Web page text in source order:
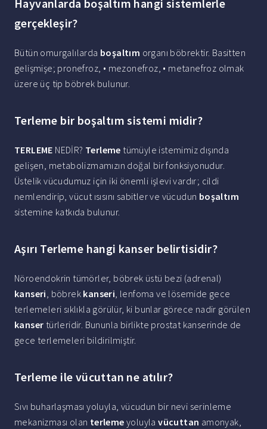
Hayvanlarda boşaltım hangi sistemlerle
gerçekleşir?
Bütün omurgalılarda boşaltım organı böbrektir. Basitten
gelişmişe; pronefroz, • mezonefroz, • metanefroz olmak
üzere üç tip böbrek bulunur.
Terleme bir boşaltım sistemi midir?
TERLEME NEDİR? Terleme tümüyle istemimiz dışında
gelişen, metabolizmamızın doğal bir fonksiyonudur.
Üstelik vücudumuz için iki önemli işlevi vardır; cildi
nemlendirip, vücut ısısını sabitler ve vücudun boşaltım
sistemine katkıda bulunur.
Aşırı Terleme hangi kanser belirtisidir?
Nöroendokrin tümörler, böbrek üstü bezi (adrenal)
kanseri, böbrek kanseri, lenfoma ve lösemide gece
terlemeleri sıklıkla görülür, ki bunlar görece nadir görülen
kanser türleridir. Bununla birlikte prostat kanserinde de
gece terlemeleri bildirilmiştir.
Terleme ile vücuttan ne atılır?
Sıvı buharlaşması yoluyla, vücudun bir nevi serinleme
mekanizması olan terleme yoluylavücuttan amonyak,